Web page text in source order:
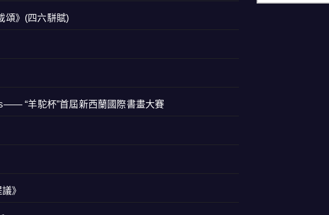
頌》(四六駢賦)
“羊駝杯”首屆新西蘭國際書畫大賽
》